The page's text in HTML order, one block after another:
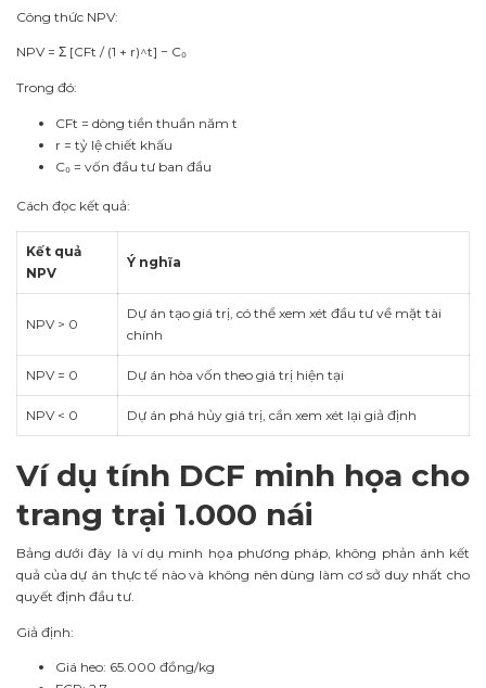
Công thức NPV:
NPV = Σ [CFt / (1 + r)^t] − C₀
Trong đó:
CFt = dòng tiền thuần năm t
r = tỷ lệ chiết khấu
C₀ = vốn đầu tư ban đầu
Cách đọc kết quả:
Kết quả
NPV
Ý nghĩa
NPV > 0
Dự án tạo giá trị, có thể xem xét đầu tư về mặt tài
chính
NPV = 0 Dự án hòa vốn theo giá trị hiện tại
NPV < 0 Dự án phá hủy giá trị, cần xem xét lại giả định
Ví dụ tính DCF minh họa cho
trang trại 1.000 nái
Bảng dưới đây là ví dụ minh họa phương pháp, không phản ánh kết
quả của dự án thực tế nào và không nên dùng làm cơ sở duy nhất cho
quyết định đầu tư.
Giả định:
Giá heo: 65.000 đồng/kg